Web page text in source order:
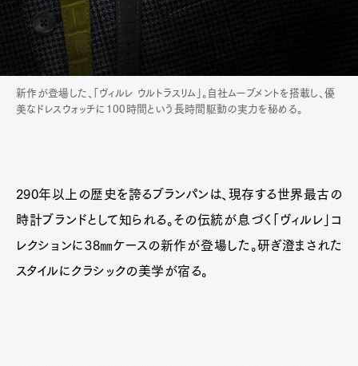
新作が登場した、「ヴィルレ ウルトラスリム」。自社ムーブメントを搭載し、優
美なドレスウォッチに100時間という長時間駆動の実力を秘める。
290年以上の歴史を誇るブランパンは、現存する世界最古の
時計ブランドとして知られる。その伝統が息づく「ヴィルレ」コ
レクションに38㎜ケースの新作が登場した。研ぎ澄まされた
スタイルにクラシックの美学が宿る。